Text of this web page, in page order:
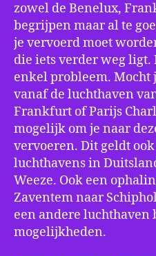
zowel de Benelux,
begrijpen maar al te
je vervoerd moet
die iets verder weg ligt.
enkel probleem.
vanaf de luchthaven
Frankfurt of Parijs
mogelijk om je naar
vervoeren. Dit geldt
luchthavens in
Weeze. Ook een
Zaventem naar
een andere luchthaven
mogelijkheden.